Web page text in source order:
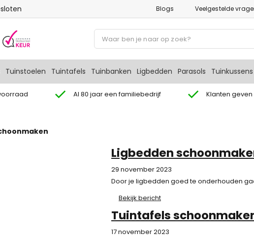
Blogs Veelgestelde
r
o
d
u
c
Tuinstoelen Tuintafels Tuinbanken Ligbedden Parasols Tuinkussens
Al 80 jaar een familiebedrijf Klanten geven
Ligbedden
29 november 2023
Door je ligbedden goed te onderhouden
Bekijk bericht
Tuintafels
17 november 2023